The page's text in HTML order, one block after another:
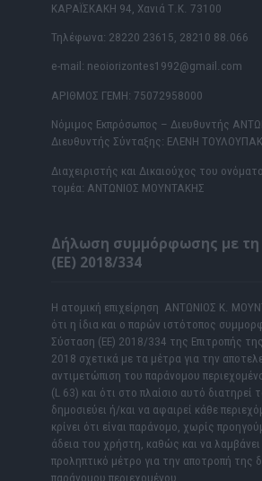
ΚΑΡΑΪΣΚΑΚΗ 94, Χανιά Τ.Κ. 73100
Τηλέφωνα: 28220 23615, 28210 88.066
e-mail: neoiorizontes1992@gmail.com
ΑΡΙΘΜΟΣ ΓΕΜΗ: 75072958000
Νόμιμος Εκπρόσωπος – Διευθυντής
Διευθυντής Σύνταξης: ΕΛΕΝΗ
Διαχειριστής και Δικαιούχος του
τομέα: ΑΝΤΩΝΙΟΣ ΜΟΥΝΤΑΚΗΣ
Δήλωση συμμόρφωσης με
(ΕΕ) 2018/334
Η ατομική επιχείρηση ΑΝΤΩΝΙΟΣ Κ.
ότι η ίδια και ο παρών ιστότοπος
Σύσταση (ΕΕ) 2018/334 της Επιτροπής
2018 σχετικά με τα μέτρα για την
αντιμετώπιση του παράνομου
(L 63) και ότι στο πλαίσιο αυτό διατηρεί
δημοσιεύει ή/και να αφαιρεί κάθε
κρίνει ότι είναι παράνομο, χωρίς
άδεια του χρήστη, καθώς και να λαμβάνει
προληπτικό μέτρο για την αποτροπή της
παράνομου περιεχομένου.